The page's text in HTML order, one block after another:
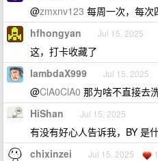
@zmxnv123 每周一次，每次
hfhongyan Jul 15, 2025
这，打卡收藏了
lambdaX999 Jul 15, 2025
@ClA0ClA0 那为啥不直接去
HiShan Jul 15, 2025
有没有好心人告诉我，BY 是
chixinzei Jul 15, 2025 1